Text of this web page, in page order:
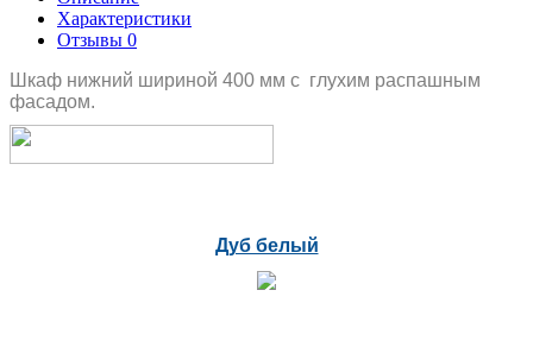
Характеристики
Отзывы 0
Шкаф нижний шириной 400 мм с глухим распашным
фасадом.
Дуб белый